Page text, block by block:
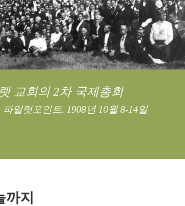
교회의 2차 국제총회
일럿포인트. 1908년 10월 8-14일
까지